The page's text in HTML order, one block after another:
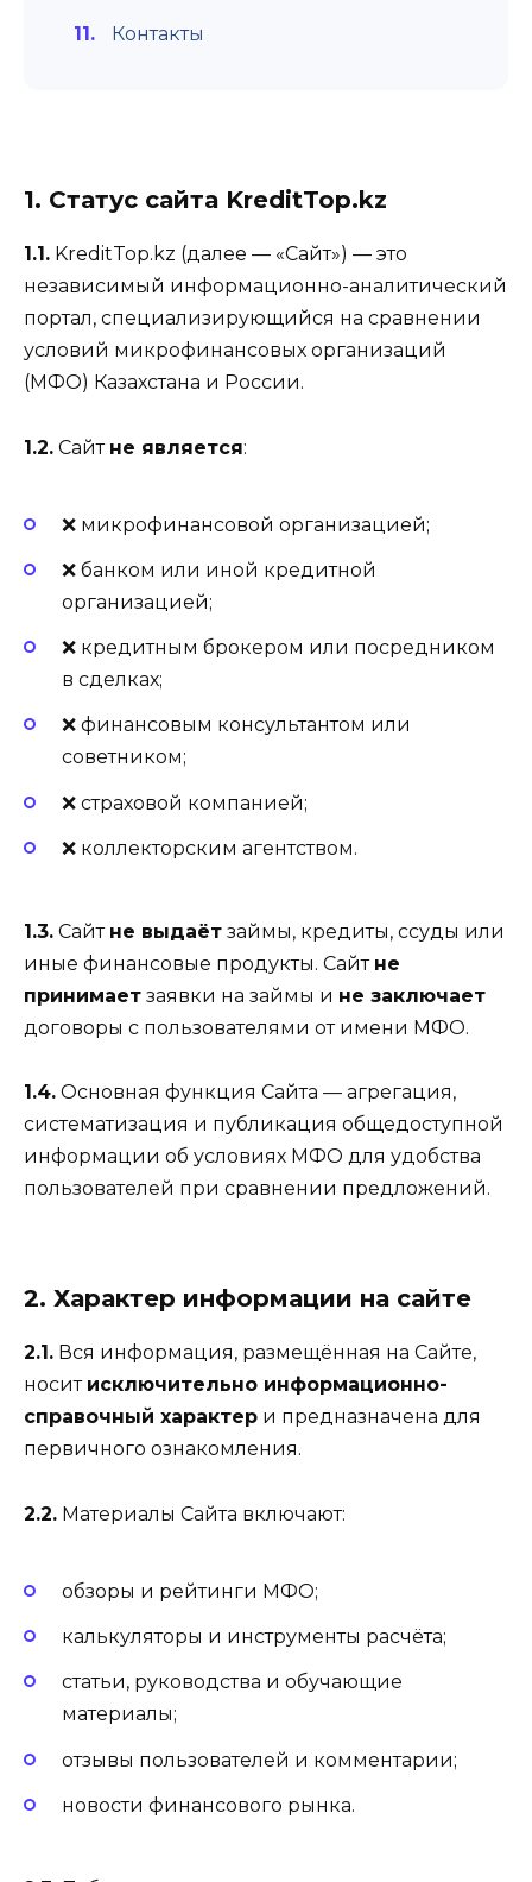
Контакты
1. Статус сайта KreditTop.kz
1.1. KreditTop.kz (далее — «Сайт») — это
независимый информационно-аналитический
портал, специализирующийся на сравнении
условий микрофинансовых организаций
(МФО) Казахстана и России.
1.2. Сайт не является:
❌ микрофинансовой организацией;
❌ банком или иной кредитной
организацией;
❌ кредитным брокером или посредником
в сделках;
❌ финансовым консультантом или
советником;
❌ страховой компанией;
❌ коллекторским агентством.
1.3. Сайт не выдаёт займы, кредиты, ссуды или
иные финансовые продукты. Сайт не
принимает заявки на займы и не заключает
договоры с пользователями от имени МФО.
1.4. Основная функция Сайта — агрегация,
систематизация и публикация общедоступной
информации об условиях МФО для удобства
пользователей при сравнении предложений.
2. Характер информации на сайте
2.1. Вся информация, размещённая на Сайте,
носит исключительно информационно-
справочный характер и предназначена для
первичного ознакомления.
2.2. Материалы Сайта включают:
обзоры и рейтинги МФО;
калькуляторы и инструменты расчёта;
статьи, руководства и обучающие
материалы;
отзывы пользователей и комментарии;
новости финансового рынка.